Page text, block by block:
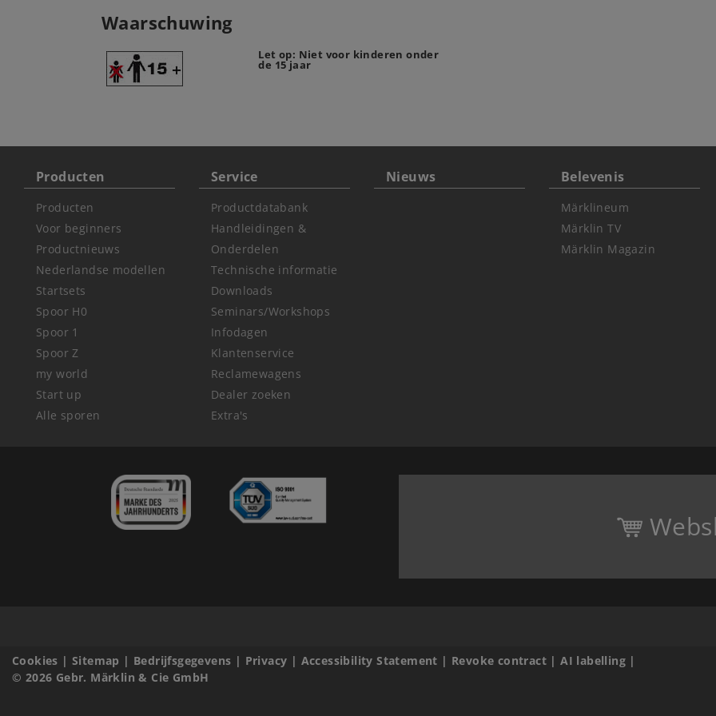
Waarschuwing
Let op: Niet voor kinderen onder
de 15 jaar
Producten
Producten
Voor beginners
Productnieuws
Nederlandse modellen
Startsets
Spoor H0
Spoor 1
Spoor Z
my world
Start up
Alle sporen
Service
Productdatabank
Handleidingen &
Onderdelen
Technische informatie
Downloads
Seminars/Workshops
Infodagen
Klantenservice
Reclamewagens
Dealer zoeken
Extra's
Nieuws Belevenis
Märklineum
Märklin TV
Märklin Magazin
Cookies |Sitemap | Bedrijfsgegevens | Privacy | Accessibility Statement | Revoke contract |AI labelling |
© 2026 Gebr. Märklin & Cie GmbH